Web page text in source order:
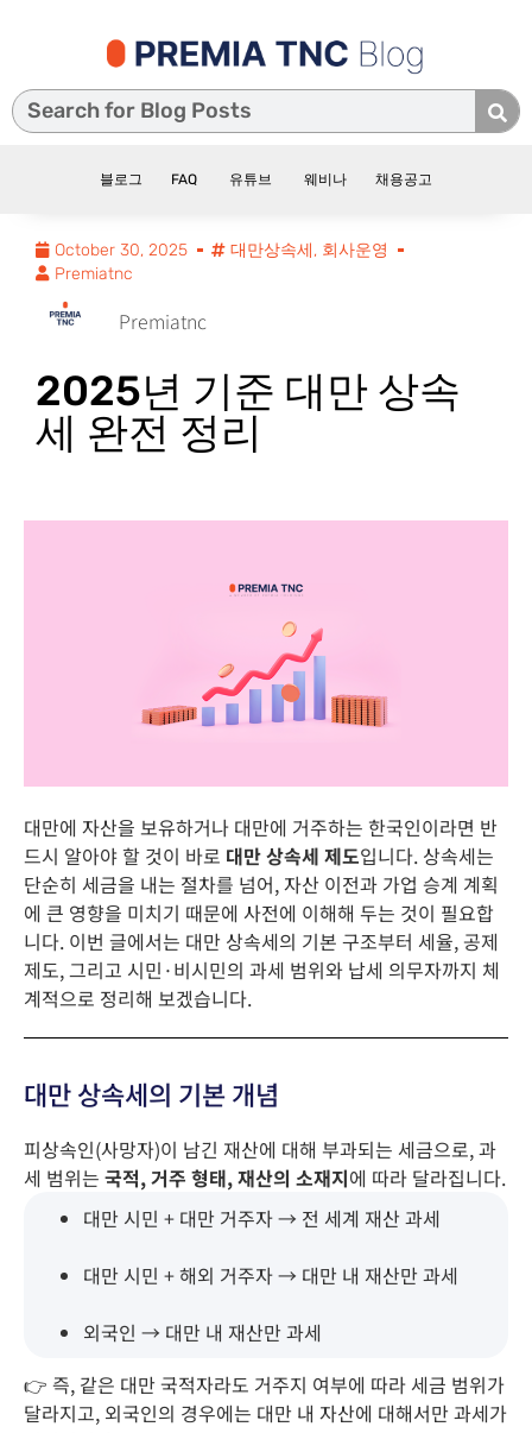
블로그 FAQ 유튜브 웨비나 채용공고
October 30, 2025 대만상속세, 회사운영
Premiatnc
Premiatnc
2025년 기준 대만 상속
세 완전 정리
대만에 자산을 보유하거나 대만에 거주하는 한국인이라면 반
드시 알아야 할 것이 바로 대만 상속세 제도입니다. 상속세는
단순히 세금을 내는 절차를 넘어, 자산 이전과 가업 승계 계획
에 큰 영향을 미치기 때문에 사전에 이해해 두는 것이 필요합
니다. 이번 글에서는 대만 상속세의 기본 구조부터 세율, 공제
제도, 그리고 시민·비시민의 과세 범위와 납세 의무자까지 체
계적으로 정리해 보겠습니다.
대만 상속세의 기본 개념
피상속인(사망자)이 남긴 재산에 대해 부과되는 세금으로, 과
세 범위는 국적, 거주 형태, 재산의 소재지에 따라 달라집니다.
대만 시민 + 대만 거주자 → 전 세계 재산 과세
대만 시민 + 해외 거주자 → 대만 내 재산만 과세
외국인 → 대만 내 재산만 과세
👉 즉, 같은 대만 국적자라도 거주지 여부에 따라 세금 범위가
달라지고, 외국인의 경우에는 대만 내 자산에 대해서만 과세가